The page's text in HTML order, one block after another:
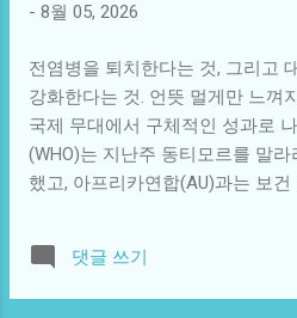
두는 건 소독에 도움이 안 됩니다.
성 빈혈로, 5명 중 1명의 여성, 임
만들 수 없기 때문입니다. 여성에
리로 인한 혈액 손실 때문입니다.
가 엄마의 철분 저장량을 소모하
습니다. 이 외에도 위궤양이나 대
로 인한 만성적인 출혈도 원인이
같은 만성질환이 적혈구 생성을
자체에 문제가 생긴 재생불량성
한 질환도 빈혈을 일으킬 수 있습
- 8월 05, 2026
전염병을 퇴치한다는 것, 그리고
강화한다는 것. 언뜻 멀게만 느껴
국제 무대에서 구체적인 성과로
(WHO)는 지난주 동티모르를 말
했고, 아프리카연합(AU)과는 보건
세계보건총회가 열린 제네바에서
위원회는 전략적 양해각서(MoU)
은 2019년 체결된 이전 협정을 기
댓글 쓰기